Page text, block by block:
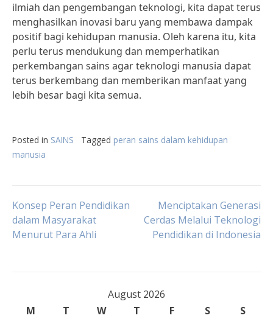
ilmiah dan pengembangan teknologi, kita dapat terus
menghasilkan inovasi baru yang membawa dampak
positif bagi kehidupan manusia. Oleh karena itu, kita
perlu terus mendukung dan memperhatikan
perkembangan sains agar teknologi manusia dapat
terus berkembang dan memberikan manfaat yang
lebih besar bagi kita semua.
Posted in SAINS Tagged peran sains dalam kehidupan
manusia
Post
navigation
Konsep Peran Pendidikan
dalam Masyarakat
Menurut Para Ahli
Menciptakan Generasi
Cerdas Melalui Teknologi
Pendidikan di Indonesia
August 2026
M
T W T F S S